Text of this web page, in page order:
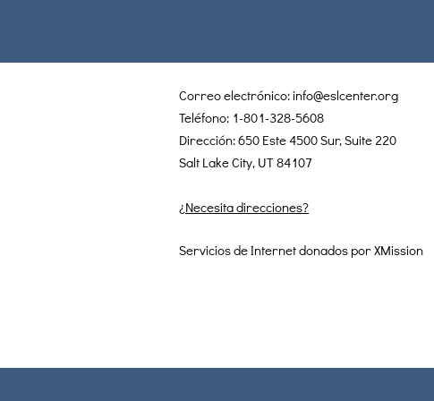
Correo electrónico:info@eslcenter.org
Teléfono: 1-801-328-5608
Dirección: 650 Este 4500 Sur, Suite 220
Salt Lake City, UT 84107
¿Necesita direcciones?
Servicios de Internet donados por XMission